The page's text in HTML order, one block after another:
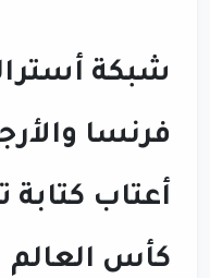
شبكة
فرنسا
أعتاب كتابة
كأس العالم